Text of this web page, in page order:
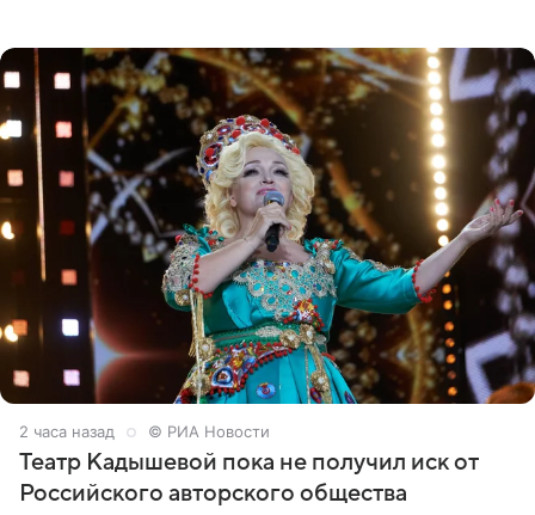
2 часа назад © РИА Новости
Театр Кадышевой пока не получил иск от
Российского авторского общества